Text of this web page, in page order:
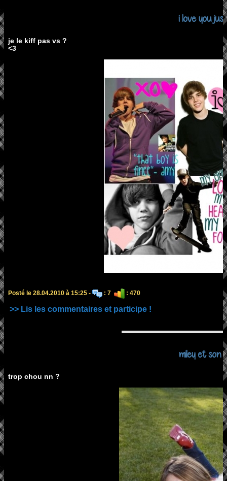
i love you
je le kiff pas vs ?
<3
Posté le 28.04.2010 à 15:25 - : 7 : 470
>> Lis les commentaires et participe !
miley et son
trop chou nn ?